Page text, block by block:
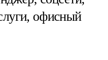
офисный